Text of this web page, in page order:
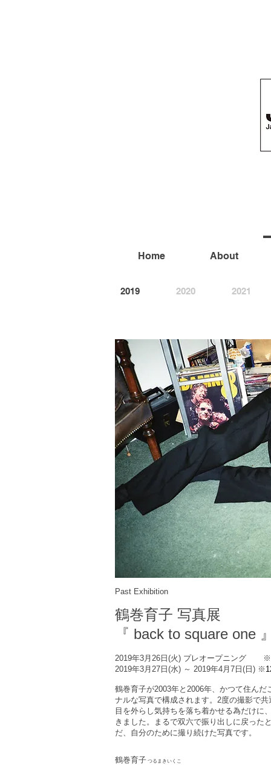
Home About
2019 2020 2021
Past Exhibition
鶴巻育子 写真展
『 back to square one
2019年3月26日(火) プレオープニング ※
2019年3月27日(水) ～ 2019年4月7日(日) ※
鶴巻育子が2003年と2006年、かつて住ん
ナルな写真で構成されます。2度の撮影で
目を外らし気持ちを落ち着かせる為だけに
きました。まるで双六で振り出しに戻った
だ、自分のために撮り続けた写真です。
鶴巻育子 つるまきいくこ